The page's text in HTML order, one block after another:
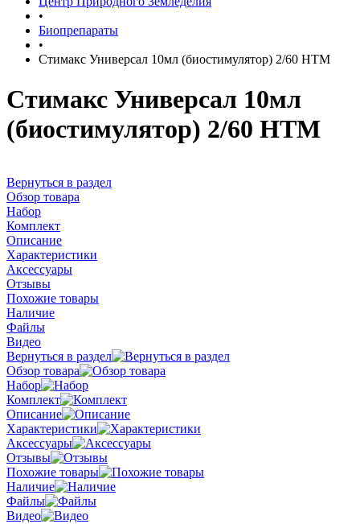
•
Биопрепараты
•
Стимакс Универсал 10мл (биостимулятор) 2/60 НТМ
Стимакс Универсал 10мл
(биостимулятор) 2/60 НТМ
Вернуться в раздел
Обзор товара
Набор
Комплект
Описание
Характеристики
Аксессуары
Отзывы
Похожие товары
Наличие
Файлы
Видео
Вернуться в раздел
Обзор товара
Набор
Комплект
Описание
Характеристики
Аксессуары
Отзывы
Похожие товары
Наличие
Файлы
Видео